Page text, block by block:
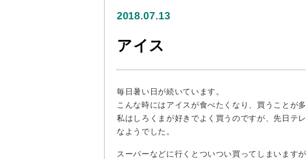
2018.07.13
アイス
毎日暑い日が続いています。
こんな時にはアイスが食べたくなり、買うことが多
私はしろくまが好きでよく買うのですが、先日テ
なようでした。
スーパーなどに行くとついつい買ってしまいます